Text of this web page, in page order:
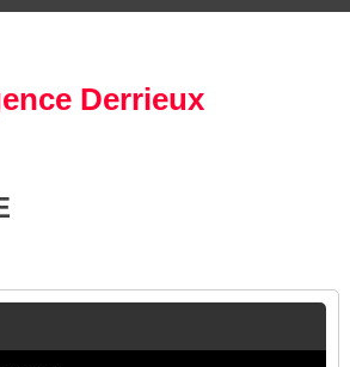
Derrieux